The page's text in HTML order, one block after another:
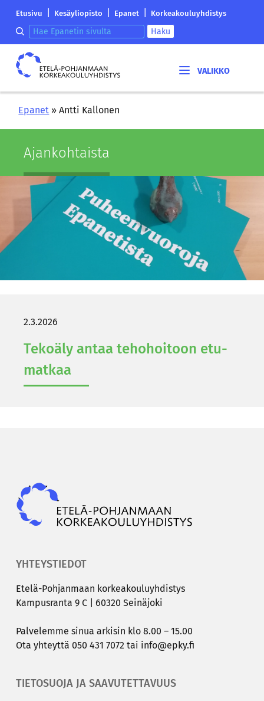
Etelä-
korkeakouluyhdistyksen
saapumissivu
Etusivu Kesäyliopisto Epanet Korkeakouluyhdistys
Hae epanetin sivulta Haku
Etelä-
Pohjanmaan
Epanet »Antti Kallonen
Ajan­koh­tais­ta
2.3.2026
Te­ko­ä­ly antaa te­ho­hoi­toon etu­
mat­kaa
YHTEYSTIEDOT
Etelä-​Pohjanmaan kor­kea­kou­lu­yh­dis­tys
Kam­pus­ran­ta 9 C | 60320 Sei­nä­jo­ki
Pal­ve­lem­me sinua ar­ki­sin klo 8.00 – 15.00
Ota yh­teyt­tä 050 431 7072 tai info@epky.fi
TIETOSUOJA JA SAAVUTETTAVUUS